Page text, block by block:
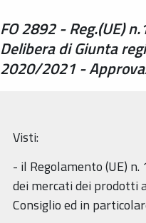
FO 2892 - Reg.(UE)
Delibera di Giunta
2020/2021 -
Visti:
- il Regolamento (UE)
dei mercati dei prodotti
Consiglio ed in